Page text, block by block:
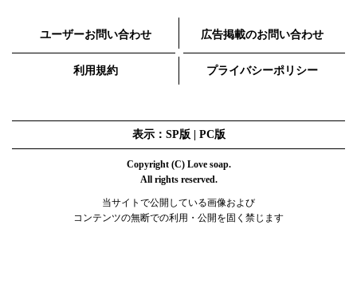
ユーザーお問い合わせ 広告掲載のお問い合わせ
利用規約 プライバシーポリシー
表示：SP版 | PC版
Copyright (C) Love soap.
All rights reserved.
当サイトで公開している画像および
コンテンツの無断での利用・公開を固く禁じます